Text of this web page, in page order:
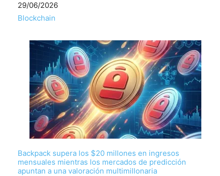
Fecha
29/06/2026
Respecto a
Blockchain
Backpack supera los $20 millones en ingresos
mensuales mientras los mercados de predicción
apuntan a una valoración multimillonaria